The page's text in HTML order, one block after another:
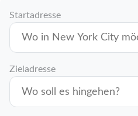
Startadresse
Zieladresse